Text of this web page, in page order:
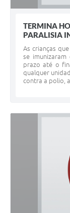
TERMINA
PARALISIA
As crianças
se
prazo até o
qualquer
contra a polio,